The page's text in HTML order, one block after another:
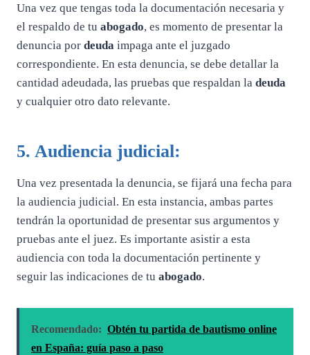
Una vez que tengas toda la documentación necesaria y
el respaldo de tu abogado, es momento de presentar la
denuncia por deuda impaga ante el juzgado
correspondiente. En esta denuncia, se debe detallar la
cantidad adeudada, las pruebas que respaldan la deuda
y cualquier otro dato relevante.
5. Audiencia judicial:
Una vez presentada la denuncia, se fijará una fecha para
la audiencia judicial. En esta instancia, ambas partes
tendrán la oportunidad de presentar sus argumentos y
pruebas ante el juez. Es importante asistir a esta
audiencia con toda la documentación pertinente y
seguir las indicaciones de tu abogado.
Recomendado: Obtén tu partida de bautismo online
en España: guía paso a paso